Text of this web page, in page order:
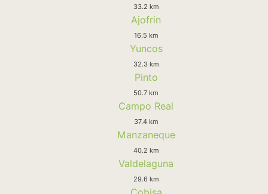
33.2 km
Ajofrin
16.5 km
Yuncos
32.3 km
Pinto
50.7 km
Campo Real
37.4 km
Manzaneque
40.2 km
Valdelaguna
29.6 km